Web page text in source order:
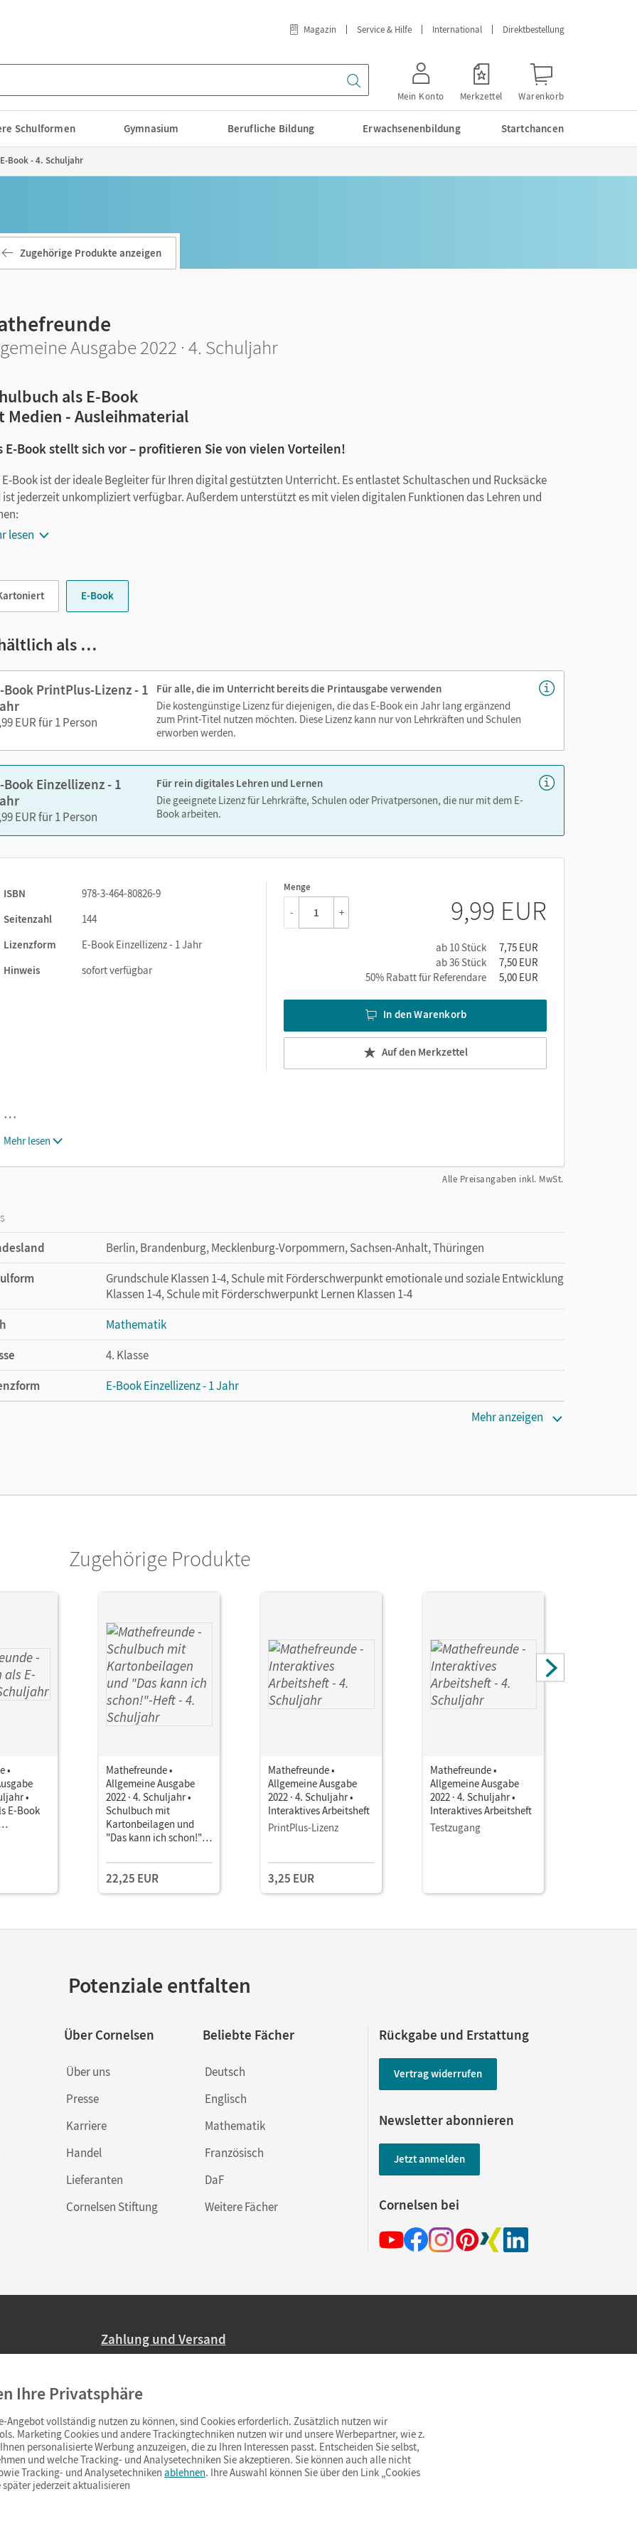
Magazin Service & Hilfe International Direktbestellung
Mein Konto Merkzettel Warenkorb
Schulformen Gymnasium Berufliche Bildung Erwachsenenbildung Startchancen
Book - 4. Schuljahr
Zugehörige Produkte anzeigen
Ausgabe 2022 · 4. Schuljahr
als E-Book
Medien - Ausleihmaterial
E-Book stellt sich vor – profitieren Sie von vielen Vorteilen!
E-Book ist der ideale Begleiter für Ihren digital gestützten Unterricht. Es entlastet Schultaschen und Rucksäcke
ist jederzeit unkompliziert verfügbar. Außerdem unterstützt es mit vielen digitalen Funktionen das Lehren und
Text ergänzen
Lesezeichen hinzufügen
zoomen
sind wichtige Bestandteile dieses E-Books. Sie sind seitengenau platziert, damit Sie und Ihre Schüler/-innen
unkompliziert darauf zugreifen können. So gestalten Sie das Lehren und Lernen zeitsparend und
Kein Medienwechsel! Kein zeitaufwendiges Suchen!
in diesem E-Book:
Erklärvideos
Animationen
lesen
E-Book
als …
Book PrintPlus-Lizenz - 1
EUR für 1 Person
Für alle, die im Unterricht bereits die Printausgabe verwenden
Die kostengünstige Lizenz für diejenigen, die das E-Book ein Jahr lang ergänzend
zum Print-Titel nutzen möchten. Diese Lizenz kann nur von Lehrkräften und Schulen
erworben werden.
Book Einzellizenz - 1
EUR für 1 Person
Für rein digitales Lehren und Lernen
Die geeignete Lizenz für Lehrkräfte, Schulen oder Privatpersonen, die nur mit dem E-
Book arbeiten.
ISBN
978-3-464-80826-9
Seitenzahl
144
Lizenzform
E-Book Einzellizenz - 1 Jahr
Hinweis
sofort verfügbar
Menge
1
- + 9,99 EUR
ab 10 Stück
7,75 EUR
ab 36 Stück
7,50 EUR
50% Rabatt für Referendare
5,00 EUR
In den Warenkorb
Auf den Merkzettel
…
Mehr lesen
Alle Preisangaben inkl. MwSt.
Berlin, Brandenburg, Mecklenburg-Vorpommern, Sachsen-Anhalt, Thüringen
Grundschule Klassen 1-4, Schule mit Förderschwerpunkt emotionale und soziale Entwicklung
Klassen 1-4, Schule mit Förderschwerpunkt Lernen Klassen 1-4
Mathematik
4. Klasse
E-Book Einzellizenz - 1 Jahr
Cornelsen Verlag
Mehr anzeigen
Zugehörige Produkte
•
•
E-Book
Mathefreunde •
Allgemeine Ausgabe
2022 · 4. Schuljahr •
Schulbuch mit
Kartonbeilagen und
"Das kann ich schon!"-
digitalen Medien
22,25 EUR
Mathefreunde •
Allgemeine Ausgabe
2022 · 4. Schuljahr •
Interaktives Arbeitsheft
PrintPlus-Lizenz
3,25 EUR
Mathefreunde •
Allgemeine Ausgabe
2022 · 4. Schuljahr •
Interaktives Arbeitsheft
Testzugang
Potenziale entfalten
Über Cornelsen
Über uns
Presse
Karriere
Handel
Lieferanten
Cornelsen Stiftung
Beliebte Fächer
Deutsch
Englisch
Mathematik
Französisch
DaF
Weitere Fächer
Rückgabe und Erstattung
Vertrag widerrufen
Newsletter abonnieren
Jetzt anmelden
Cornelsen bei
Zahlung und Versand
Ab 59,– EUR Bestellwert liefern wir versandkostenfrei innerhalb Deutschlands
(Lieferung in 3–6 Tagen).
Ihre Privatsphäre
Angebot vollständig nutzen zu können, sind Cookies erforderlich. Zusätzlich nutzen wir
Marketing Cookies und andere Trackingtechniken nutzen wir und unsere Werbepartner, wie z.
personalisierte Werbung anzuzeigen, die zu Ihren Interessen passt. Entscheiden Sie selbst,
und welche Tracking- und Analysetechniken Sie akzeptieren. Sie können auch alle nicht
Tracking- und Analysetechniken ablehnen. Ihre Auswahl können Sie über den Link „Cookies
später jederzeit aktualisieren